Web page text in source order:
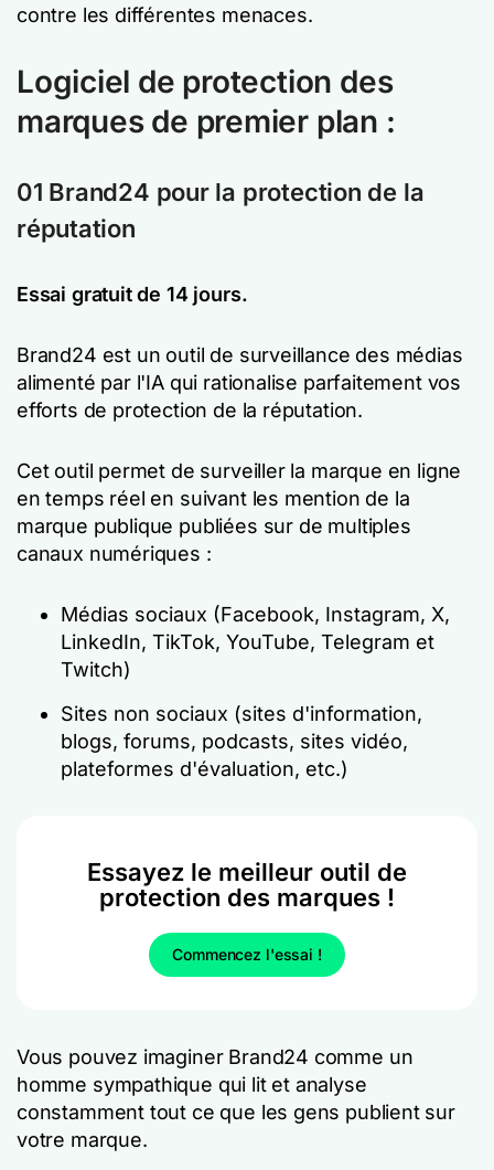
contre les différentes menaces.
Logiciel de protection des
marques de premier plan :
01 Brand24 pour la protection de la
réputation
Essai gratuit de 14 jours.
Brand24 est un outil de surveillance des médias
alimenté par l'IA qui rationalise parfaitement vos
efforts de protection de la réputation.
Cet outil permet de surveiller la marque en ligne
en temps réel en suivant les mention de la
marque publique publiées sur de multiples
canaux numériques :
Médias sociaux (Facebook, Instagram, X,
LinkedIn, TikTok, YouTube, Telegram et
Twitch)
Sites non sociaux (sites d'information,
blogs, forums, podcasts, sites vidéo,
plateformes d'évaluation, etc.)
Essayez le meilleur outil de
protection des marques !
Commencez l'essai !
Vous pouvez imaginer Brand24 comme un
homme sympathique qui lit et analyse
constamment tout ce que les gens publient sur
votre marque.